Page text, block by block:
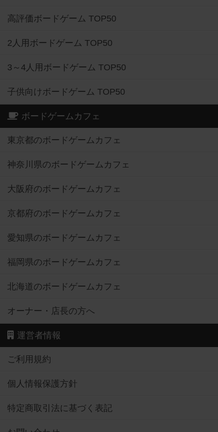
高評価ボードゲーム TOP50
2人用ボードゲーム TOP50
3～4人用ボードゲーム TOP50
子供向けボードゲーム TOP50
ボードゲームカフェ
東京都のボードゲームカフェ
神奈川県のボードゲームカフェ
大阪府のボードゲームカフェ
京都府のボードゲームカフェ
愛知県のボードゲームカフェ
福岡県のボードゲームカフェ
北海道のボードゲームカフェ
オーナー・店長の方へ
運営者情報
ご利用規約
個人情報保護方針
特定商取引法に基づく表記